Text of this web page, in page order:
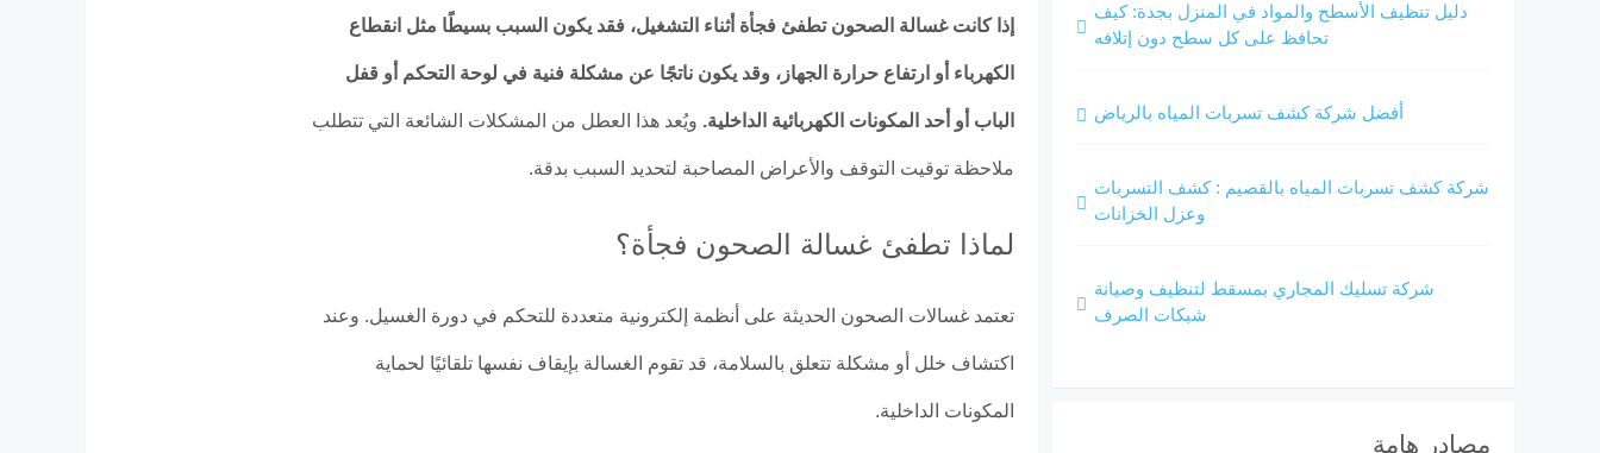
إذا كانت غسالة الصحون تطفئ فجأة أثناء التشغيل، فقد يكون السبب بسيطًا مثل انقطاع
الكهرباء أو ارتفاع حرارة الجهاز، وقد يكون ناتجًا عن مشكلة فنية في لوحة التحكم أو قفل
الباب أو أحد المكونات الكهربائية الداخلية. ويُعد هذا العطل من المشكلات الشائعة التي تتطلب
ملاحظة توقيت التوقف والأعراض المصاحبة لتحديد السبب بدقة.
لماذا تطفئ غسالة الصحون فجأة؟
تعتمد غسالات الصحون الحديثة على أنظمة إلكترونية متعددة للتحكم في دورة الغسيل. وعند
اكتشاف خلل أو مشكلة تتعلق بالسلامة، قد تقوم الغسالة بإيقاف نفسها تلقائيًا لحماية
المكونات الداخلية.
دليل تنظيف الأسطح والمواد في المنزل بجدة: كيف
تحافظ على كل سطح دون إتلافه
أفضل شركة كشف تسربات المياه بالرياض
شركة كشف تسربات المياه بالقصيم : كشف التسربات
وعزل الخزانات
شركة تسليك المجاري بمسقط لتنظيف وصيانة
شبكات الصرف
مصادر هامة